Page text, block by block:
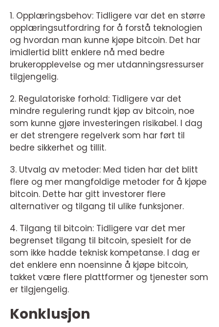
1. Opplæringsbehov: Tidligere var det en større
opplæringsutfordring for å forstå teknologien
og hvordan man kunne kjøpe bitcoin. Det har
imidlertid blitt enklere nå med bedre
brukeropplevelse og mer utdanningsressurser
tilgjengelig.
2. Regulatoriske forhold: Tidligere var det
mindre regulering rundt kjøp av bitcoin, noe
som kunne gjøre investeringen risikabel. I dag
er det strengere regelverk som har ført til
bedre sikkerhet og tillit.
3. Utvalg av metoder: Med tiden har det blitt
flere og mer mangfoldige metoder for å kjøpe
bitcoin. Dette har gitt investorer flere
alternativer og tilgang til ulike funksjoner.
4. Tilgang til bitcoin: Tidligere var det mer
begrenset tilgang til bitcoin, spesielt for de
som ikke hadde teknisk kompetanse. I dag er
det enklere enn noensinne å kjøpe bitcoin,
takket være flere plattformer og tjenester som
er tilgjengelig.
Konklusjon